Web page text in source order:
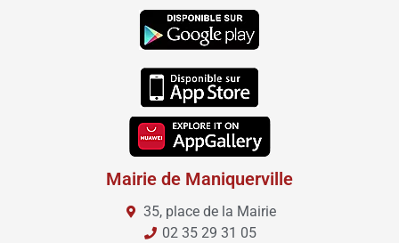
Mairie de Maniquerville
35, place de la Mairie
02 35 29 31 05